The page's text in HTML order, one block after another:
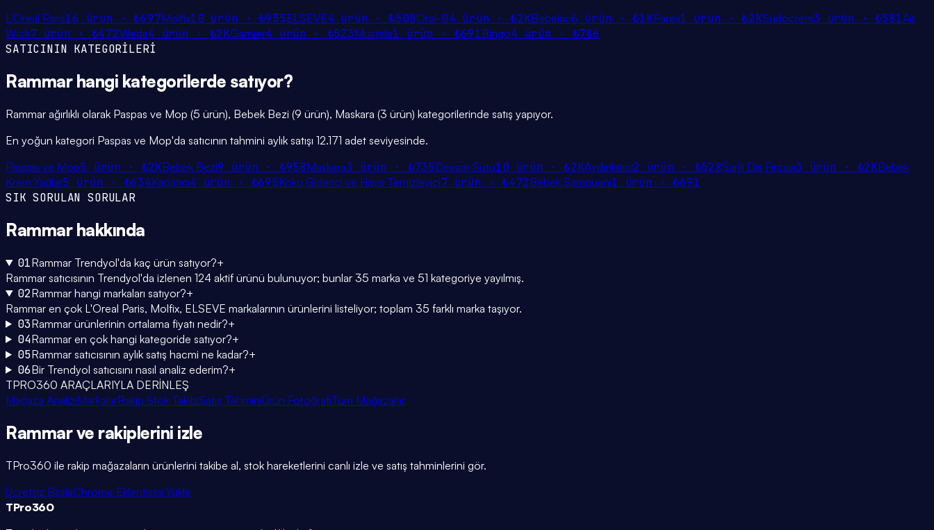
L'Oreal Paris16 ürün ·₺697Molfix10ürün ·₺955ELSEVE4 ürün ·₺508Oral-B4 ürün ·₺2KBebelac6 ürün ·₺1KParex1 ürün ·₺2KSudocrem3 ürün ·₺581Air
Wick7ürün · ₺472Vileda4 ürün · ₺2KGarnier4 ürün · ₺523Mustela1 ürün · ₺691Bingo4 ürün · ₺786
SATICININ KATEGORİLERİ
Rammarhangi kategorilerde satıyor?
Rammar ağırlıklı olarak Paspas ve Mop (5 ürün), Bebek Bezi (9 ürün), Maskara (3 ürün) kategorilerinde satış yapıyor.
En yoğun kategori Paspas ve Mop'da satıcının tahmini aylık satışı 12.171 adet seviyesinde.
Paspas ve Mop5 ürün · ₺2KBebek Bezi9 ürün · ₺958Maskara3 ürün · ₺735Devam Sütü10ürün ·₺2KAydınlatıcı2 ürün · ₺528Şarjlı Diş Fırçası3 ürün · ₺2KBebek
Krem Yağlar5 ürün · ₺634Kapatıcı4 ürün · ₺695Koku Giderici ve Hava Temizleyici7ürün ·₺472Bebek Şampuanı1 ürün ·₺691
SIK SORULAN SORULAR
Rammarhakkında
01Rammar Trendyol'da kaç ürün satıyor?+
Rammar satıcısının Trendyol'da izlenen 124 aktif ürünü bulunuyor; bunlar 35 marka ve 51 kategoriye yayılmış.
02Rammar hangi markaları satıyor?+
Rammar en çok L'Oreal Paris, Molfix, ELSEVE markalarının ürünlerini listeliyor; toplam 35 farklı marka taşıyor.
03Rammar ürünlerinin ortalama fiyatı nedir?+
04Rammar en çok hangi kategoride satıyor?+
05Rammar satıcısının aylık satış hacmi ne kadar?+
06Bir Trendyol satıcısını nasıl analiz ederim?+
TPRO360 ARAÇLARIYLA DERİNLEŞ
Mağaza AnaliziMarkalarRakip Stok TakibiSatış TahminiÜrün FotoğrafıTüm Mağazalar
Rammarve rakiplerini izle
TPro360 ile rakip mağazaların ürünlerini takibe al, stok hareketlerini canlı izle ve satış tahminlerini gör.
Ücretsiz BaşlaChrome Eklentisini Yükle
TPro360